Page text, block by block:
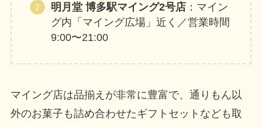
明月堂 博多駅マイング2号店 ：マイン
グ内「マイング広場」近く／営業時間
9:00〜21:00
マイング店は品揃えが非常に豊富で、通りもん以
外のお菓子も詰め合わせたギフトセットなども取